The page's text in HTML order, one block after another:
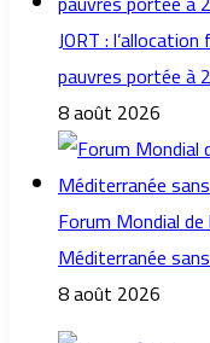
JORT :
pauvres portée à
8 août 2026
Forum Mondial
Méditerranée
8 août 2026